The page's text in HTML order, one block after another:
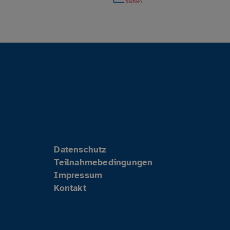
Datenschutz
Teilnahmebedingungen
Impressum
Kontakt